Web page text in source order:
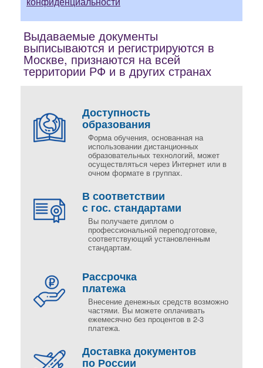
Выдаваемые документы
выписываются и регистрируются в
Москве, признаются на всей
территории РФ и в других странах
Доступность
образования
Форма обучения, основанная на
использовании дистанционных
образовательных технологий, может
осуществляться через Интернет или в
очном формате в группах.
В соответствии
с гос. стандартами
Вы получаете диплом о
профессиональной переподготовке,
соответствующий установленным
стандартам.
Рассрочка
платежа
Внесение денежных средств возможно
частями. Вы можете оплачивать
ежемесячно без процентов в 2-3
платежа.
Доставка документов
по России